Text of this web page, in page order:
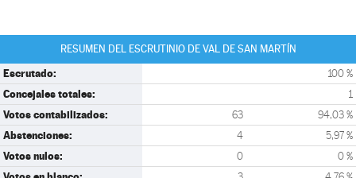
RESUMEN DEL ESCRUTINIO DE VAL DE SAN MARTÍN
Escrutado: 100 %
Concejales totales: 1
Votos contabilizados: 63 94,03 %
Abstenciones: 4 5,97 %
Votos nulos: 0 0 %